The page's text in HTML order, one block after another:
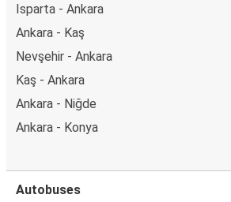
Isparta - Ankara
Ankara - Kaş
Nevşehir - Ankara
Kaş - Ankara
Ankara - Niğde
Ankara - Konya
Autobuses